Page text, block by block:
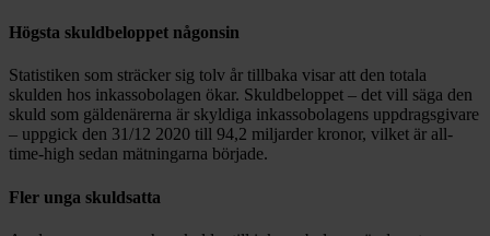
Högsta skuldbeloppet någonsin
Statistiken som sträcker sig tolv år tillbaka visar att den totala
skulden hos inkassobolagen ökar. Skuldbeloppet – det vill säga den
skuld som gäldenärerna är skyldiga inkassobolagens uppdragsgivare
– uppgick den 31/12 2020 till 94,2 miljarder kronor, vilket är all-
time-high sedan mätningarna började.
Fler unga skuldsatta